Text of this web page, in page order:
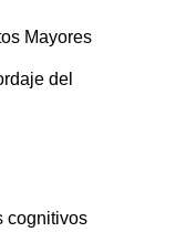
Mayores
del
cognitivos